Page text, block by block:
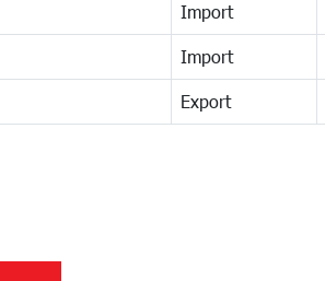
Import
Import
Export